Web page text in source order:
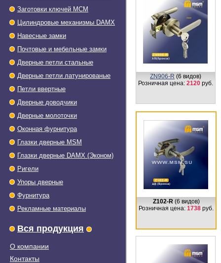
Заготовки ключей МСМ
Цилиндровые механизмы DAMX
Навесные замки
Почтовые и мебельные замки
Дверные петли стальные
Дверные петли латунированые
Петли ввертные
Дверные доводчики
Дверные молоточки
Оконная фурнитура
Глазки дверные МSМ
Глазки дверные DAMX (Эконом)
Ригели
Упоры дверные
Фурнитура
Рекламные материалы
Вся продукция
О компании
Контакты
ZN906-R (6 видов)
Розничная цена: 2120 руб.
Z102-R(6 видов)
Розничная цена: 1738 руб.